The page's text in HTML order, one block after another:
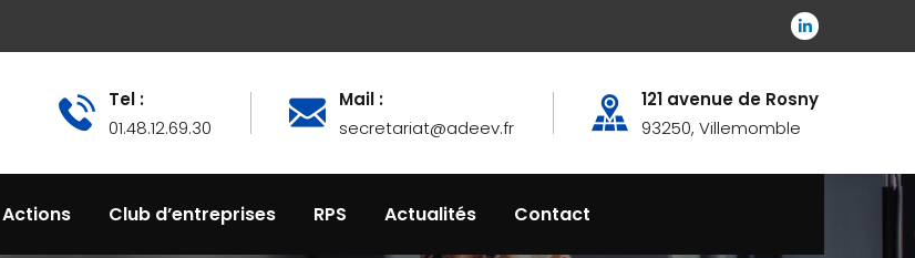
Tel :
01.48.12.69.30
Mail :
secretariat@adeev.fr
121 avenue de Rosny
93250, Villemomble
Actions Club d’entreprises RPS Actualités Contact